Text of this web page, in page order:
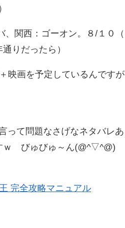
関西：ゴーオン。８/１０
りだったら）
映画を予定しているんです
って問題なさげなネタバレ
ｗ びゅびゅ～ん(@^▽^@)
完全攻略マニュアル